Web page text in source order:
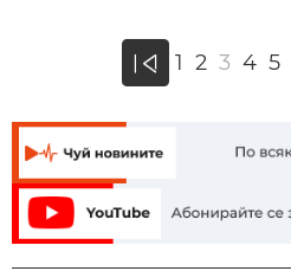
« 1 2 3 4 5